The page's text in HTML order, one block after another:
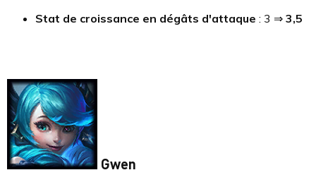
Stat de croissance en dégâts d'attaque : 3 ⇒ 3,5
Gwen